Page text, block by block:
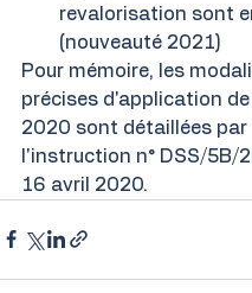
revalorisation sont
(nouveauté 2021)
Pour mémoire, les
précises d'application
2020 sont détaillées par
l'instruction n° DSS/5B/
16 avril 2020.